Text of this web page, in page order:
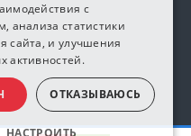
Bebis.lv, Все права защищены
с
анализа статистики
сайта, и улучшения
активностей.
ОТКАЗЫВАЮСЬ
НАСТРОИТЬ